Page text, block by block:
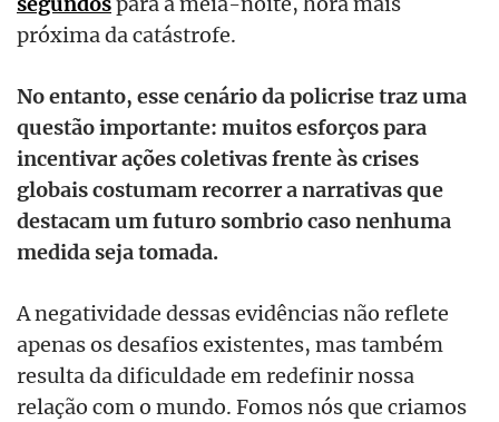
próxima da catástrofe.
No entanto, esse cenário da policrise traz uma
questão importante: muitos esforços para
incentivar ações coletivas frente às crises
globais costumam recorrer a narrativas que
destacam um futuro sombrio caso nenhuma
medida seja tomada.
A negatividade dessas evidências não reflete
apenas os desafios existentes, mas também
resulta da dificuldade em redefinir nossa
relação com o mundo. Fomos nós que criamos